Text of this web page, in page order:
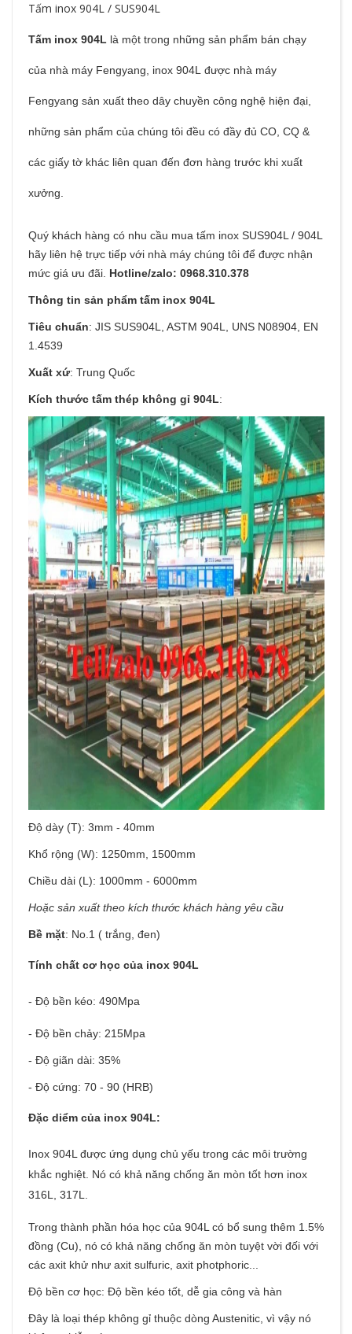
Tấm inox 904L / SUS904L
Tấm inox 904L là một trong những sản phẩm bán chạy
của nhà máy Fengyang, inox 904L được nhà máy
Fengyang sản xuất theo dây chuyền công nghệ hiện đại,
những sản phẩm của chúng tôi đều có đầy đủ CO, CQ &
các giấy tờ khác liên quan đến đơn hàng trước khi xuất
xưởng.
Quý khách hàng có nhu cầu mua tấm inox SUS904L / 904L
hãy liên hệ trực tiếp với nhà máy chúng tôi để được nhận
mức giá ưu đãi. Hotline/zalo: 0968.310.378
Thông tin sản phẩm tấm inox 904L
Tiêu chuẩn: JIS SUS904L, ASTM 904L, UNS N08904, EN
1.4539
Xuất xứ: Trung Quốc
Kích thước tấm thép không gỉ 904L:
Độ dày (T): 3mm - 40mm
Khổ rộng (W): 1250mm, 1500mm
Chiều dài (L): 1000mm - 6000mm
Hoặc sản xuất theo kích thước khách hàng yêu cầu
Bề mặt: No.1 ( trắng, đen)
Tính chất cơ học của inox 904L
- Độ bền kéo: 490Mpa
- Độ bền chảy: 215Mpa
- Độ giãn dài: 35%
- Độ cứng: 70 - 90 (HRB)
Đặc diểm của inox 904L:
Inox 904L được ứng dụng chủ yếu trong các môi trường
khắc nghiệt. Nó có khả năng chống ăn mòn tốt hơn inox
316L, 317L.
Trong thành phần hóa học của 904L có bổ sung thêm 1.5%
đồng (Cu), nó có khả năng chống ăn mòn tuyệt vời đối với
các axit khử như axit sulfuric, axit photphoric...
Độ bền cơ học: Độ bền kéo tốt, dễ gia công và hàn
Đây là loại thép không gỉ thuộc dòng Austenitic, vì vậy nó